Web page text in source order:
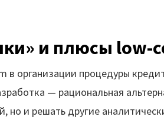
и плюсы low-
организации процедуры
— рациональная
но и решать другие